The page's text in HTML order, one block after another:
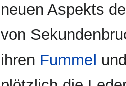
neuen Aspekts
von
ihren Fummel